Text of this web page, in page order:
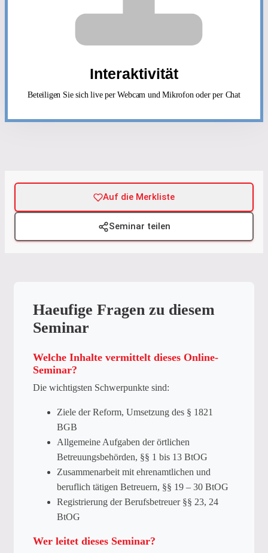
Interaktivität
Beteiligen Sie sich live per Webcam und Mikrofon oder per Chat
Auf die Merkliste
Seminar teilen
Haeufige Fragen zu diesem
Seminar
Welche Inhalte vermittelt dieses Online-
Seminar?
Die wichtigsten Schwerpunkte sind:
Ziele der Reform, Umsetzung des § 1821
BGB
Allgemeine Aufgaben der örtlichen
Betreuungsbehörden, §§ 1 bis 13 BtOG
Zusammenarbeit mit ehrenamtlichen und
beruflich tätigen Betreuern, §§ 19 – 30 BtOG
Registrierung der Berufsbetreuer §§ 23, 24
BtOG
Wer leitet dieses Seminar?